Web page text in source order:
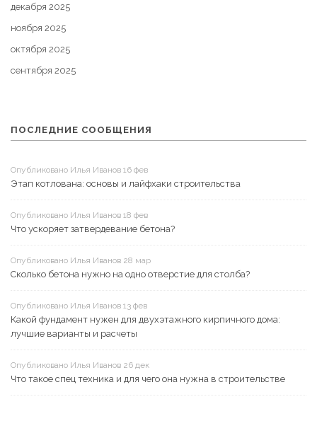
декабря 2025
ноября 2025
октября 2025
сентября 2025
ПОСЛЕДНИЕ СООБЩЕНИЯ
Опубликовано Илья Иванов 16 фев
Этап котлована: основы и лайфхаки строительства
Опубликовано Илья Иванов 18 фев
Что ускоряет затвердевание бетона?
Опубликовано Илья Иванов 28 мар
Сколько бетона нужно на одно отверстие для столба?
Опубликовано Илья Иванов 13 фев
Какой фундамент нужен для двухэтажного кирпичного дома:
лучшие варианты и расчеты
Опубликовано Илья Иванов 26 дек
Что такое спец техника и для чего она нужна в строительстве